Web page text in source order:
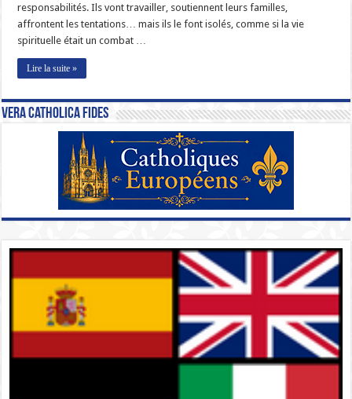
responsabilités. Ils vont travailler, soutiennent leurs familles,
affrontent les tentations… mais ils le font isolés, comme si la vie
spirituelle était un combat …
Lire la suite »
Vera Catholica Fides